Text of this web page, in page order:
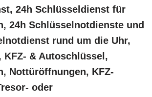
24h Schlüsseldienst für
24h Schlüsselnotdienste und
rund um die Uhr,
KFZ- & Autoschlüssel,
Nottüröffnungen, KFZ-
oder